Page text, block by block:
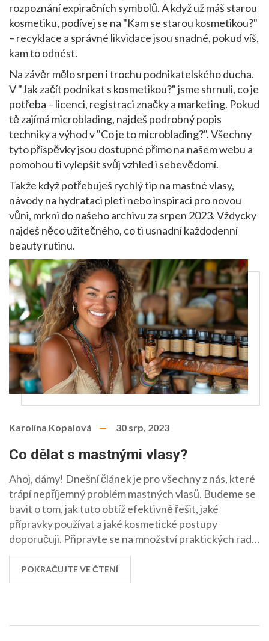
rozpoznání expiračních symbolů. A když už máš starou
kosmetiku, podívej se na "Kam se starou kosmetikou?"
– recyklace a správné likvidace jsou snadné, pokud víš,
kam to odnést.
Na závěr mělo srpen i trochu podnikatelského ducha.
V "Jak začít podnikat s kosmetikou?" jsme shrnuli, co je
potřeba – licenci, registraci značky a marketing. Pokud
tě zajímá microblading, najdeš podrobný popis
techniky a výhod v "Co je to microblading?". Všechny
tyto příspěvky jsou dostupné přímo na našem webu a
pomohou ti vylepšit svůj vzhled i sebevědomí.
Takže když potřebuješ rychlý tip na mastné vlasy,
návody na hydrataci pleti nebo inspiraci pro novou
vůni, mrkni do našeho archivu za srpen 2023. Vždycky
najdeš něco užitečného, co ti usnadní každodenní
beauty rutinu.
Karolína Kopalová 30 srp, 2023
Co dělat s mastnými vlasy?
Ahoj, dámy! Dnešní článek je pro všechny z nás, které
trápí nepříjemný problém mastných vlasů. Budeme se
bavit o tom, jak tuto obtíž efektivně řešit, jaké
přípravky používat a jaké kosmetické postupy
doporučuji. Připravte se na množství praktických rad a
tipů, které vám pomohou zvládnout tuto výzvu a
vypadat opravdu skvěle. Těším se na vás!
POKRAČUJTE VE ČTENÍ